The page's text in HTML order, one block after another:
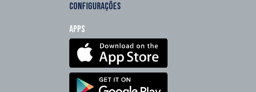
CONFIGURAÇÕES
Apps